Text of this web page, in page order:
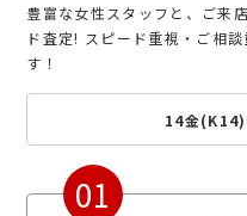
豊富な女性スタッフと、ご来
ド査定! スピード重視・ご相
す！
14金(K14)
01